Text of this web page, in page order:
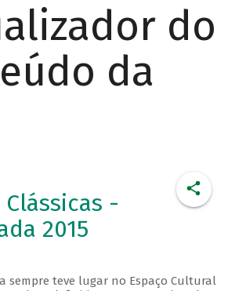
do
da
-
2015
sempre teve lugar no Espaço Cultural